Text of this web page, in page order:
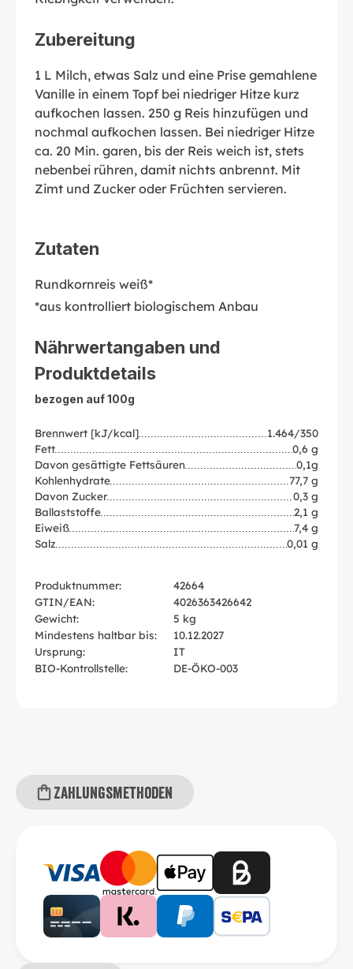
Zubereitung
1 L Milch, etwas Salz und eine Prise gemahlene
Vanille in einem Topf bei niedriger Hitze kurz
aufkochen lassen. 250 g Reis hinzufügen und
nochmal aufkochen lassen. Bei niedriger Hitze
ca. 20 Min. garen, bis der Reis weich ist, stets
nebenbei rühren, damit nichts anbrennt. Mit
Zimt und Zucker oder Früchten servieren.
Zutaten
Rundkornreis weiß*
*aus kontrolliert biologischem Anbau
Nährwertangaben und
Produktdetails
bezogen auf 100g
Brennwert [kJ/kcal]
1.464/350
Fett
0,6 g
Davon gesättigte Fettsäuren
0,1g
Kohlenhydrate
77,7 g
Davon Zucker
0,3 g
Ballaststoffe
2,1 g
Eiweiß
7,4 g
Salz
0,01 g
Produktnummer:
42664
GTIN/EAN:
4026363426642
Gewicht:
5 kg
Mindestens haltbar bis:
10.12.2027
Ursprung:
IT
BIO-Kontrollstelle:
DE-ÖKO-003
Zahlungsmethoden